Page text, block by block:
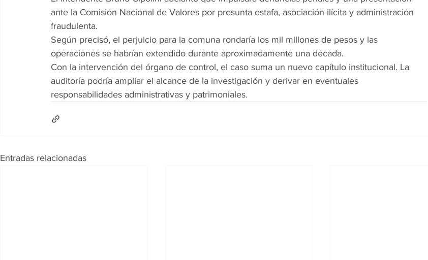
ante la Comisión Nacional de Valores por presunta estafa, asociación ilícita y administración
fraudulenta.
Según precisó, el perjuicio para la comuna rondaría los mil millones de pesos y las
operaciones se habrían extendido durante aproximadamente una década.
Con la intervención del órgano de control, el caso suma un nuevo capítulo institucional. La
auditoría podría ampliar el alcance de la investigación y derivar en eventuales
responsabilidades administrativas y patrimoniales.
Entradas relacionadas